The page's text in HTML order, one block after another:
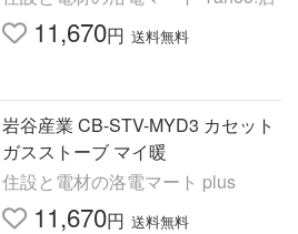
11,670円 送料無料
岩谷産業 CB-STV-MYD3 カセット
ガスストーブ マイ暖
住設と電材の洛電マート plus
11,670円 送料無料